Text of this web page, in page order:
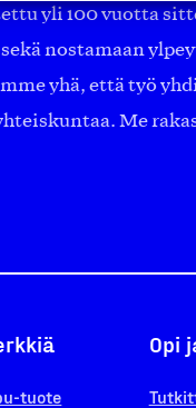
yli 100 vuotta
nostamaan
yhä, että työ
Me
tuote
Opi